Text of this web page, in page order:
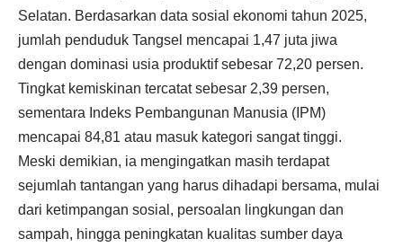
Selatan. Berdasarkan data sosial ekonomi tahun 2025,
jumlah penduduk Tangsel mencapai 1,47 juta jiwa
dengan dominasi usia produktif sebesar 72,20 persen.
Tingkat kemiskinan tercatat sebesar 2,39 persen,
sementara Indeks Pembangunan Manusia (IPM)
mencapai 84,81 atau masuk kategori sangat tinggi.
Meski demikian, ia mengingatkan masih terdapat
sejumlah tantangan yang harus dihadapi bersama, mulai
dari ketimpangan sosial, persoalan lingkungan dan
sampah, hingga peningkatan kualitas sumber daya